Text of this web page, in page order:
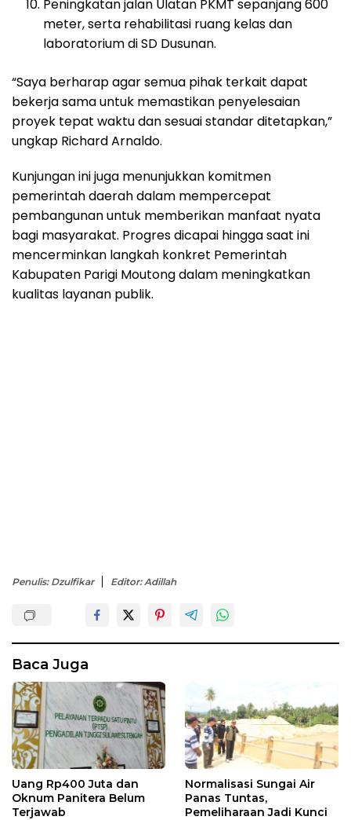
Peningkatan jalan Ulatan PKMT sepanjang 600
meter, serta rehabilitasi ruang kelas dan
laboratorium di SD Dusunan.
“Saya berharap agar semua pihak terkait dapat
bekerja sama untuk memastikan penyelesaian
proyek tepat waktu dan sesuai standar ditetapkan,”
ungkap Richard Arnaldo.
Kunjungan ini juga menunjukkan komitmen
pemerintah daerah dalam mempercepat
pembangunan untuk memberikan manfaat nyata
bagi masyarakat. Progres dicapai hingga saat ini
mencerminkan langkah konkret Pemerintah
Kabupaten Parigi Moutong dalam meningkatkan
kualitas layanan publik.
Penulis: Dzulfikar Editor: Adillah
Baca Juga
Uang Rp400 Juta dan
Oknum Panitera Belum
Terjawab
Normalisasi Sungai Air
Panas Tuntas,
Pemeliharaan Jadi Kunci